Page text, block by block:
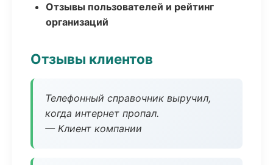
Отзывы пользователей и рейтинг
организаций
Отзывы клиентов
Телефонный справочник выручил,
когда интернет пропал.
— Клиент компании